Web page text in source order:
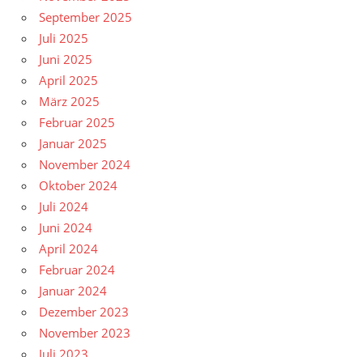
September 2025
Juli 2025
Juni 2025
April 2025
März 2025
Februar 2025
Januar 2025
November 2024
Oktober 2024
Juli 2024
Juni 2024
April 2024
Februar 2024
Januar 2024
Dezember 2023
November 2023